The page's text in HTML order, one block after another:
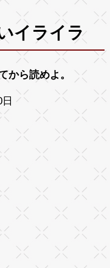
イライラ
から読めよ。